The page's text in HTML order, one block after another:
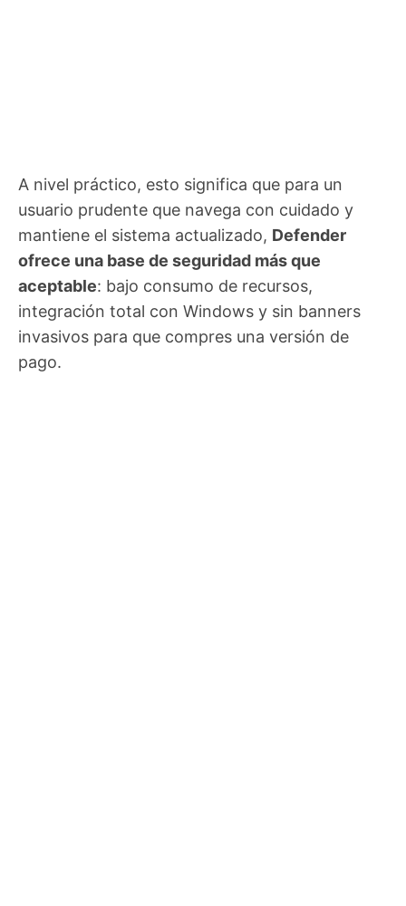
A nivel práctico, esto significa que para un
usuario prudente que navega con cuidado y
mantiene el sistema actualizado, Defender
ofrece una base de seguridad más que
aceptable: bajo consumo de recursos,
integración total con Windows y sin banners
invasivos para que compres una versión de
pago.